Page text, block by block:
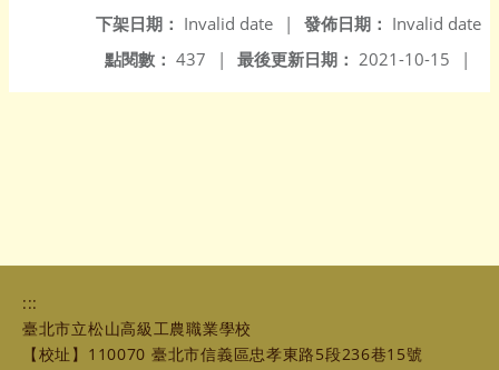
發佈日期： Invalid date
下架日期： Invalid date
|
最後更新日期： 2021-10-15 |
點閱數： 437 |
:::
臺北市立松山高級工農職業學校
【校址】110070 臺北市信義區忠孝東路5段236巷15號